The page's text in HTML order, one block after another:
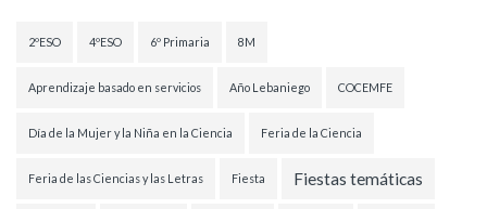
2ºESO 4ºESO 6º Primaria 8M
Aprendizaje basado en servicios Año Lebaniego COCEMFE
Día de la Mujer y la Niña en la Ciencia Feria de la Ciencia
Feria de las Ciencias y las Letras Fiesta Fiestas temáticas